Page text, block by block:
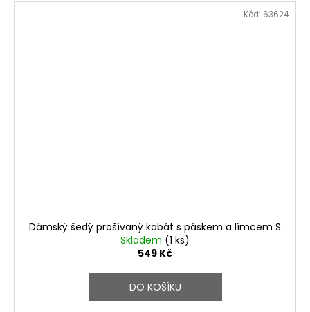
Dámský šedý prošívaný kabát s páskem a límcem S
Skladem (1 ks)
549 Kč
DO KOŠÍKU
Kód: 63624